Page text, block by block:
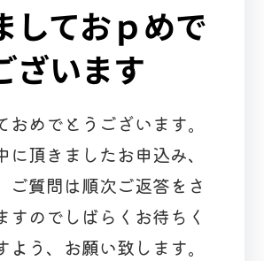
しておｐめで
ざいます
おめでとうございます。
に頂きましたお申込み、
ご質問は順次ご返答をさ
すのでしばらくお待ちく
よう、お願い致します。